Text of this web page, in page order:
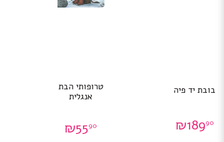
בובת יד פיה
₪18990
טרופותי הבת
אנגלית
₪5590